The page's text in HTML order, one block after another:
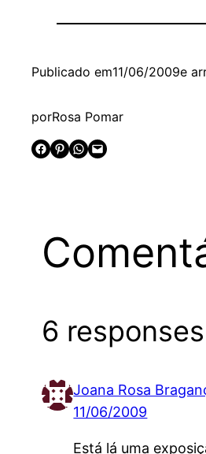
Publicado em11/06/2009e
porRosa Pomar
Share on Facebook
Share on Pinterest Share on WhatsApp Email this Page
6
Joana Rosa
11/06/2009
Está lá uma